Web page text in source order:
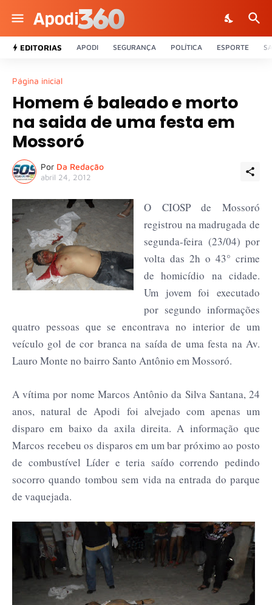
EDITORIAS APODI SEGURANÇA POLÍTICA ESPORTE
Página inicial
Homem é baleado e morto
na saida de uma festa em
Mossoró
Por Da Redação
abril 24, 2012
O CIOSP de Mossoró
registrou na madrugada de
segunda-feira (23/04) por
volta das 2h o 43° crime
de homicídio na cidade.
Um jovem foi executado
por segundo informações
quatro pessoas que se encontrava no interior de um
veículo gol de cor branca na saída de uma festa na Av.
Lauro Monte no bairro Santo Antônio em Mossoró.
A vítima por nome Marcos Antônio da Silva Santana, 24
anos, natural de Apodi foi alvejado com apenas um
disparo em baixo da axila direita. A informação que
Marcos recebeu os disparos em um bar próximo ao posto
de combustível Líder e teria saído correndo pedindo
socorro quando tombou sem vida na entrada do parque
de vaquejada.